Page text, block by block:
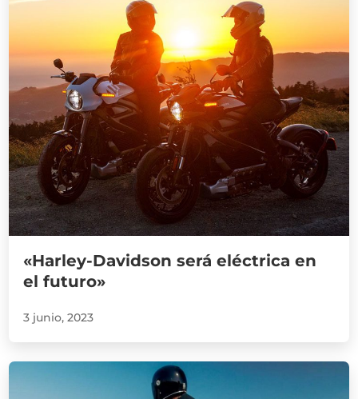
«Harley-Davidson será eléctrica en
el futuro»
3 junio, 2023